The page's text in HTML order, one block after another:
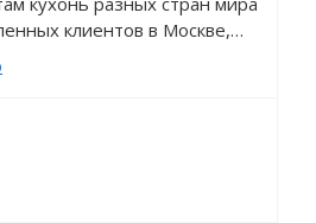
клиентов в Москве,
я принимал
создании меню во время
к семье для